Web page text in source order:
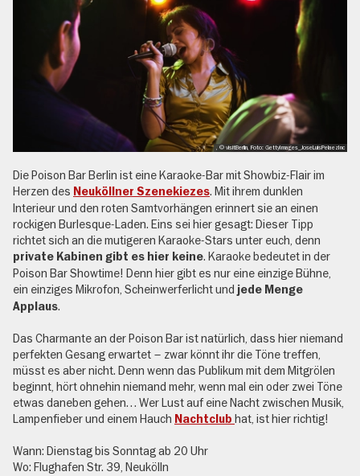
, © visitBerlin, Foto: GettyImages_JoseLuisPelaezInc
Die Poison Bar Berlin ist eine Karaoke-Bar mit Showbiz-Flair im
Herzen des Neuköllner Szenekiezes. Mit ihrem dunklen
Interieur und den roten Samtvorhängen erinnert sie an einen
rockigen Burlesque-Laden. Eins sei hier gesagt: Dieser Tipp
richtet sich an die mutigeren Karaoke-Stars unter euch, denn
private Kabinen gibt es hier keine. Karaoke bedeutet in der
Poison Bar Showtime! Denn hier gibt es nur eine einzige Bühne,
ein einziges Mikrofon, Scheinwerferlicht und jede Menge
Applaus.
Das Charmante an der Poison Bar ist natürlich, dass hier niemand
perfekten Gesang erwartet – zwar könnt ihr die Töne treffen,
müsst es aber nicht. Denn wenn das Publikum mit dem Mitgrölen
beginnt, hört ohnehin niemand mehr, wenn mal ein oder zwei Töne
etwas daneben gehen… Wer Lust auf eine Nacht zwischen Musik,
Lampenfieber und einem Hauch Nachtclub hat, ist hier richtig!
Wann: Dienstag bis Sonntag ab 20 Uhr
Wo: Flughafen Str. 39, Neukölln